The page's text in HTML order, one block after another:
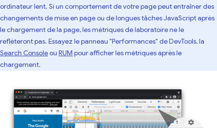
ordinateur lent. Si un comportement de votre page peut entraîner des
changements de mise en page ou de longues tâches JavaScript après
le chargement de la page, les métriques de laboratoire ne le
reflèteront pas. Essayez le panneau "Performances" de DevTools, la
Search Consoleou RUM pour afficher les métriques après le
chargement.